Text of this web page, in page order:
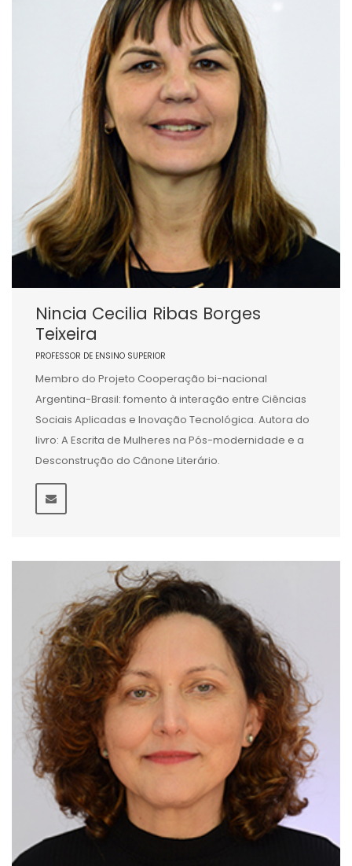
Nincia Cecilia Ribas Borges
Teixeira
PROFESSOR DE ENSINO SUPERIOR
Membro do Projeto Cooperação bi-nacional
Argentina-Brasil: fomento à interação entre Ciências
Sociais Aplicadas e Inovação Tecnológica. Autora do
livro: A Escrita de Mulheres na Pós-modernidade e a
Desconstrução do Cânone Literário.